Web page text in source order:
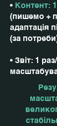
• Контент:
(пишемо +
адаптація
(за
• Звіт: 1